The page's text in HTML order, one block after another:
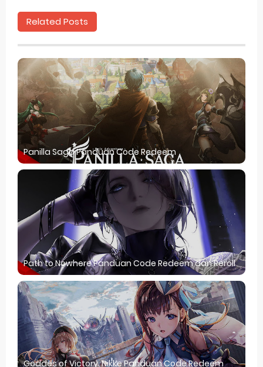
Related Posts
Panilla Saga Panduan Code Redeem
Path to Nowhere Panduan Code Redeem dan Reroll
Goddes of Victory: Nikke Panduan Code Redeem